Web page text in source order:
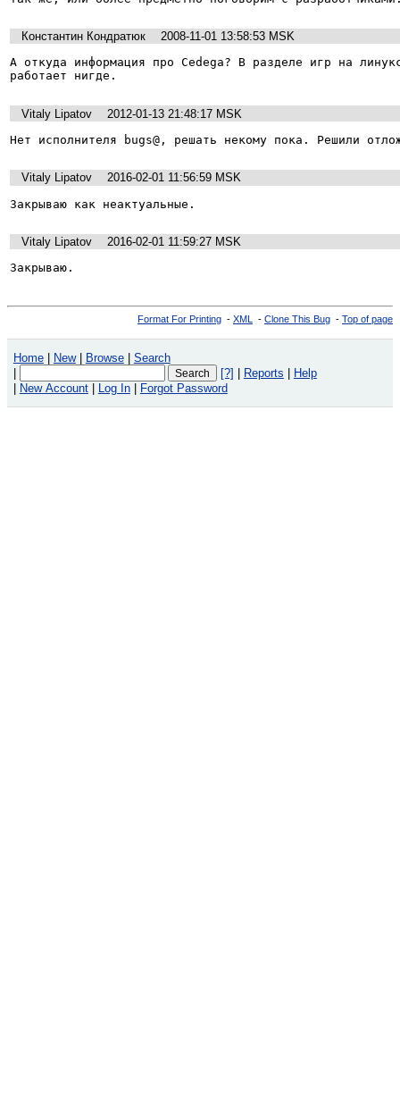
Константин Кондратюк
2008-11-01 13:58:53 MSK
А откуда информация про Cedega? В разделе игр на
работает нигде.
Vitaly Lipatov
2012-01-13 21:48:17 MSK
Нет исполнителя bugs@, решать некому пока. Решили
Vitaly Lipatov
2016-02-01 11:56:59 MSK
Закрываю как неактуальные.
Vitaly Lipatov
2016-02-01 11:59:27 MSK
Закрываю.
Format For Printing - XML - Clone This Bug - Top of page
Home New Browse
Search
[?] Reports
Help
New Account Log In Forgot Password